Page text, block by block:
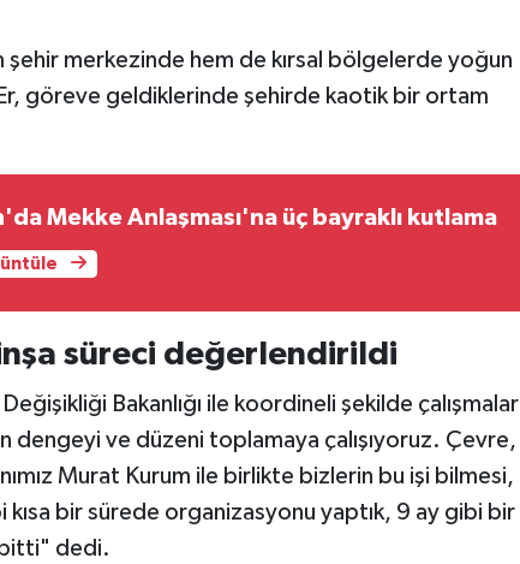
şehir merkezinde hem de kırsal bölgelerde yoğun
göreve geldiklerinde şehirde kaotik bir ortam
Mekke Anlaşması'na üç bayraklı kutlama
süreci değerlendirildi
Bakanlığı ile koordineli şekilde çalışmalar
ve düzeni toplamaya çalışıyoruz. Çevre,
Murat Kurum ile birlikte bizlerin bu işi bilmesi,
bir sürede organizasyonu yaptık, 9 ay gibi bir
dedi.